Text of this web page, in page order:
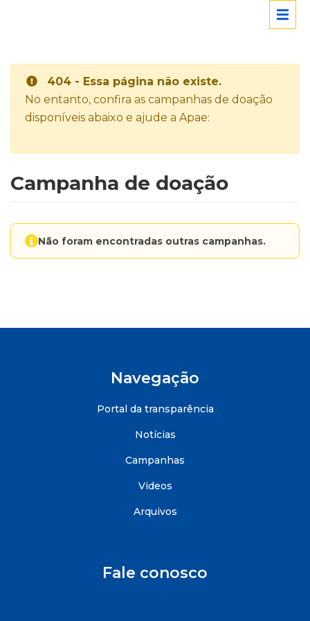
404 - Essa página não existe.
No entanto, confira as campanhas de doação
disponíveis abaixo e ajude a Apae:
Campanha de doação
Não foram encontradas outras campanhas.
Navegação
Portal da transparência
Notícias
Campanhas
Videos
Arquivos
Fale conosco